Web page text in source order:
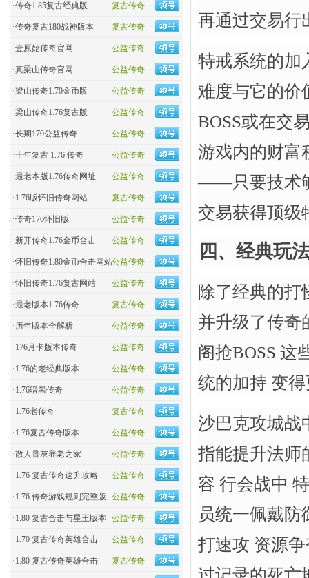
复古传奇
·传奇1.85复古经典版
复古传奇
·传奇复古180战神版本
公益传奇
·壹原始传奇官网
公益传奇
·真梁山传奇官网
公益传奇
·梁山传奇1.70金币版
公益传奇
·梁山传奇1.76复古版
公益传奇
·长期170公益传奇
公益传奇
·十年复古 1.76 传奇
公益传奇
·最老本版1.76传奇网址
复古传奇
·1.76版怀旧传奇网站
公益传奇
·传奇176怀旧版
公益传奇
·新开传奇1.76金币合击
公益传奇
·怀旧传奇1.80金币合击网站
公益传奇
·怀旧传奇1.76复古网站
复古传奇
·最老版本1.76传奇
公益传奇
·历年版本全解析
公益传奇
·176月卡版本传奇
公益传奇
·1.76的老经典版本
公益传奇
·1.76暗黑传奇
复古传奇
·1.76老传奇
公益传奇
·1.76复古传奇版本
公益传奇
·散人骨灰养老之家
公益传奇
·1.76 复古传奇速升攻略
公益传奇
·1.76 传奇游戏规则完整版
公益传奇
·1.80 复古合击与星王版本
公益传奇
·1.70 复古传奇英雄合击
复古传奇
·1.80 复古传奇英雄合击
再通过交易行
特戒系统的加
难度与它的价
BOSS或在交
游戏内的财富
——只要技术
交易获得顶级
四、经典玩
除了经典的打
并升级了传奇
阁抢BOSS 这
统的加持 变
沙巴克攻城战
指能提升法师
容 行会战中
员统一佩戴
打速攻 资源